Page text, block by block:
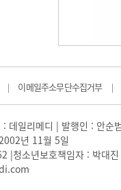
| 이메일주소무단수집거부 |
일리메디 | 발행인 : 안순
년 11월 5일
청소년보호책임자 : 박대진